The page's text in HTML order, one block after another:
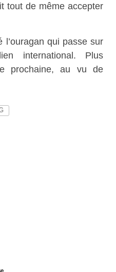
tout de même accepter
qui passe sur
international. Plus
prochaine, au vu de